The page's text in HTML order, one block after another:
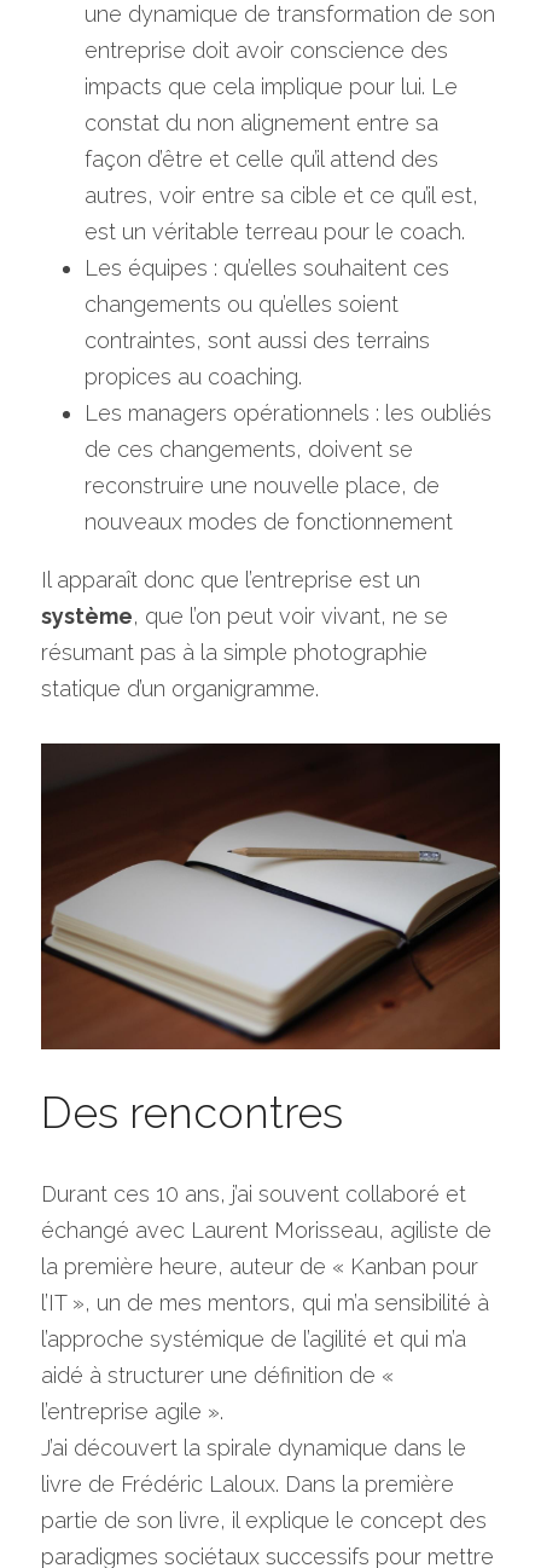
une dynamique de transformation de son
entreprise doit avoir conscience des
impacts que cela implique pour lui. Le
constat du non alignement entre sa
façon d’être et celle qu’il attend des
autres, voir entre sa cible et ce qu’il est,
est un véritable terreau pour le coach.
Les équipes : qu’elles souhaitent ces
changements ou qu’elles soient
contraintes, sont aussi des terrains
propices au coaching.
Les managers opérationnels : les oubliés
de ces changements, doivent se
reconstruire une nouvelle place, de
nouveaux modes de fonctionnement
système, que l’on peut voir vivant, ne se
résumant pas à la simple photographie
statique d’un organigramme.
Des rencontres
Durant ces 10 ans, j’ai souvent collaboré et
échangé avec Laurent Morisseau, agiliste de
la première heure, auteur de « Kanban pour
l’IT », un de mes mentors, qui m’a sensibilité à
l’approche systémique de l’agilité et qui m’a
aidé à structurer une définition de «
l’entreprise agile ».
J’ai découvert la spirale dynamique dans le
livre de Frédéric Laloux. Dans la première
partie de son livre, il explique le concept des
paradigmes sociétaux successifs pour mettre